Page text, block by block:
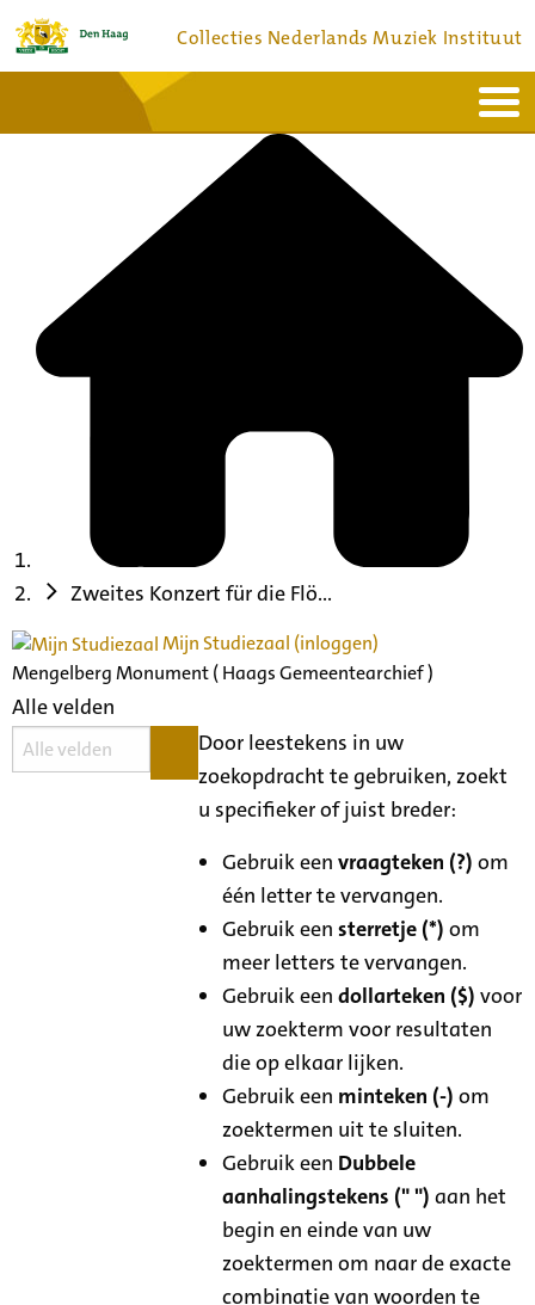
Collecties Nederlands Muziek Instituut
Bronnen en collecties
Zweites Konzert für die Flö...
Mijn Studiezaal (inloggen)
Mengelberg Monument ( Haags Gemeentearchief )
Alle velden
Door leestekens in uw
zoekopdracht te gebruiken, zoekt
u specifieker of juist breder:
Gebruik eenvraagteken (?) om
één letter te vervangen.
Gebruik eensterretje (*) om
meer letters te vervangen.
Gebruik eendollarteken ($) voor
uw zoekterm voor resultaten
die op elkaar lijken.
Gebruik een minteken (-) om
zoektermen uit te sluiten.
Gebruik een Dubbele
aanhalingstekens (" ") aan het
begin en einde van uw
zoektermen om naar de exacte
combinatie van woorden te